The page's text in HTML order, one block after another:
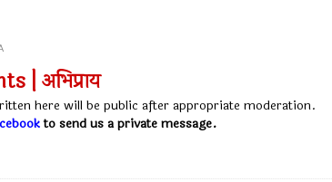
| अभिप्राय
here will be public after appropriate moderation.
to send us a private message.